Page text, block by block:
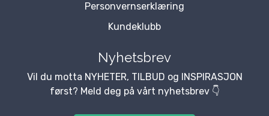
Personvernserklæring
Kundeklubb
Nyhetsbrev
Vil du motta NYHETER, TILBUD og INSPIRASJON
først? Meld deg på vårt nyhetsbrev 👇